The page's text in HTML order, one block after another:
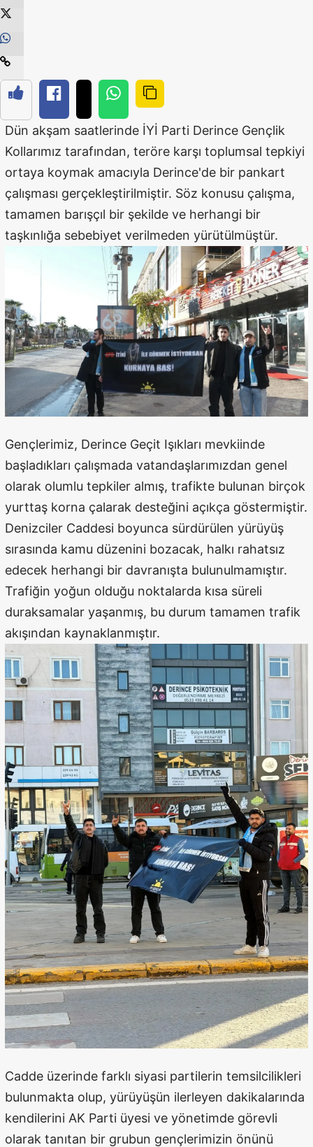
Dün akşam saatlerinde İYİ Parti Derince Gençlik
Kollarımız tarafından, teröre karşı toplumsal tepkiyi
ortaya koymak amacıyla Derince'de bir pankart
çalışması gerçekleştirilmiştir. Söz konusu çalışma,
tamamen barışçıl bir şekilde ve herhangi bir
taşkınlığa sebebiyet verilmeden yürütülmüştür.
Gençlerimiz, Derince Geçit Işıkları mevkiinde
başladıkları çalışmada vatandaşlarımızdan genel
olarak olumlu tepkiler almış, trafikte bulunan birçok
yurttaş korna çalarak desteğini açıkça göstermiştir.
Denizciler Caddesi boyunca sürdürülen yürüyüş
sırasında kamu düzenini bozacak, halkı rahatsız
edecek herhangi bir davranışta bulunulmamıştır.
Trafiğin yoğun olduğu noktalarda kısa süreli
duraksamalar yaşanmış, bu durum tamamen trafik
akışından kaynaklanmıştır.
Cadde üzerinde farklı siyasi partilerin temsilcilikleri
bulunmakta olup, yürüyüşün ilerleyen dakikalarında
kendilerini AK Parti üyesi ve yönetimde görevli
olarak tanıtan bir grubun gençlerimizin önünü